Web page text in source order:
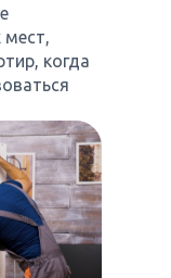
мест,
когда